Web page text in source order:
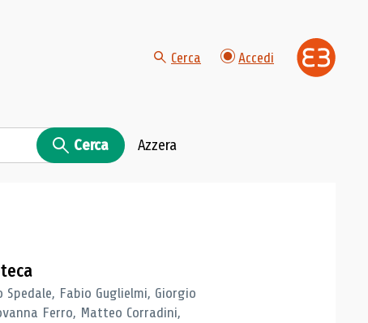
Cerca Accedi
Cerca Azzera
Fabio Guglielmi, Giorgio
Ferro, Matteo Corradini,